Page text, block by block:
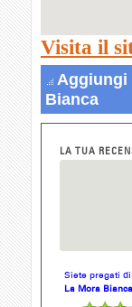
Visita il
Aggiungi
Bianca
LA TUA
Siete pregati
La Mora Bianca